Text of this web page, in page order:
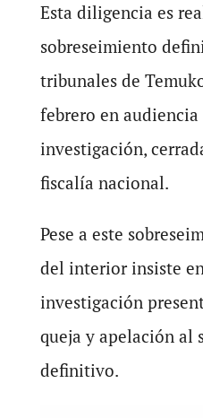
Esta diligencia es
sobreseimiento
tribunales de
febrero en
investigación,
fiscalía nacional.
Pese a este
del interior insiste
investigación
queja y apelación al
definitivo.